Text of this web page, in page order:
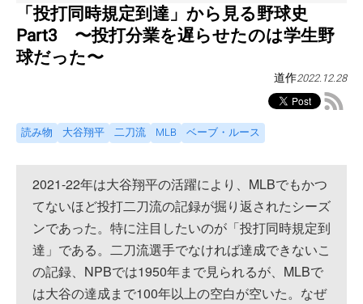
「投打同時規定到達」から見る野球史
Part3 〜投打分業を遅らせたのは学生野
球だった〜
道作2022.12.28
読み物 大谷翔平 二刀流 MLB ベーブ・ルース
2021-22年は大谷翔平の活躍により、MLBでもかつ
てないほど投打二刀流の記録が掘り返されたシーズ
ンであった。特に注目したいのが「投打同時規定到
達」である。二刀流選手でなければ達成できないこ
の記録、NPBでは1950年まで見られるが、MLBで
は大谷の達成まで100年以上の空白が空いた。なぜ